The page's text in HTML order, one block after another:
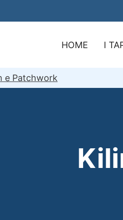
HOME I
e Patchwork